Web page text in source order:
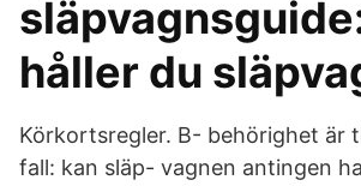
håller du
Körkortsregler. B- behörighet är
fall: kan släp- vagnen antingen